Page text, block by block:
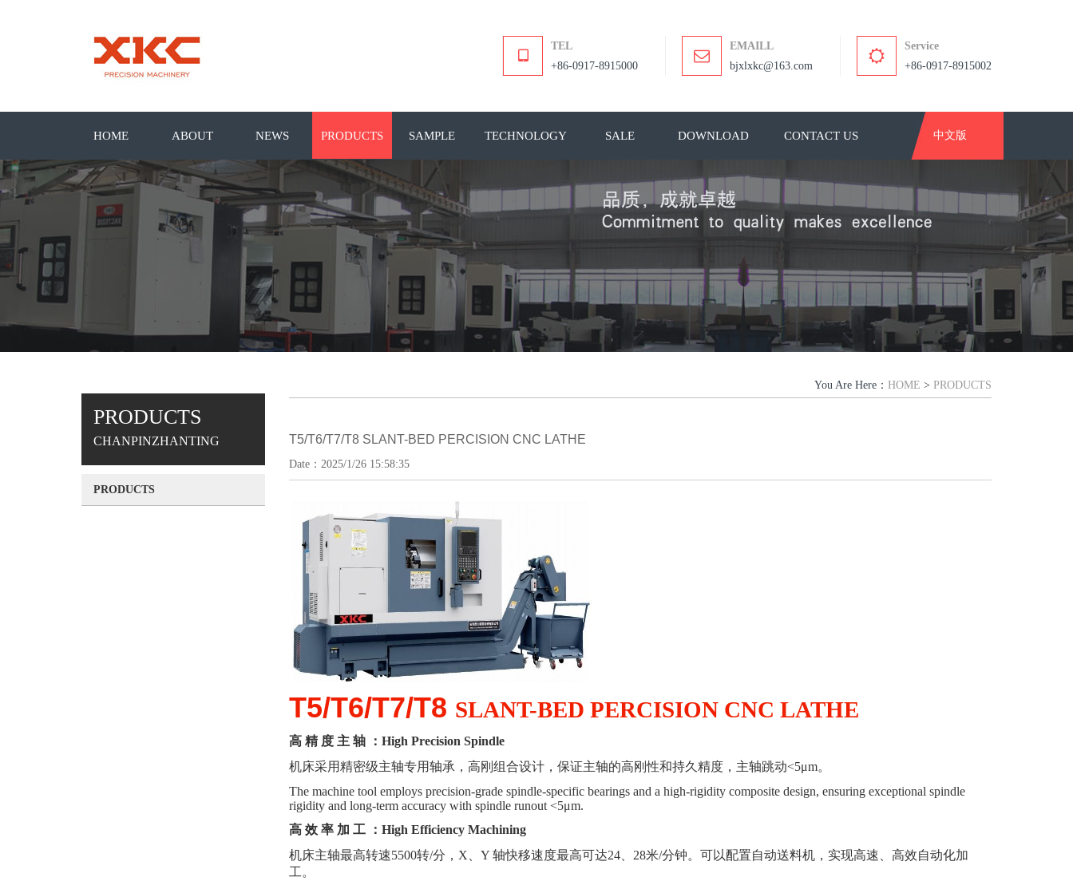
TEL
+86-0917-8915000
EMAILL
bjxlxkc@163.com
Service
+86-0917-8915002
HOME ABOUT NEWS PRODUCTS SAMPLE TECHNOLOGY SALE DOWNLOAD CONTACT US 中文版
PRODUCTS
CHANPINZHANTING
PRODUCTS
You Are Here： HOME > PRODUCTS
T5/T6/T7/T8 SLANT-BED PERCISION CNC LATHE
Date：2025/1/26 15:58:35
T5/T6/T7/T8 SLANT-BED PERCISION CNC LATHE
高 精 度 主 轴 ： High Precision Spindle
机床采用精密级主轴专用轴承，高刚组合设计，保证主轴的高刚性和持久精度，主轴跳动<5μm。
The machine tool employs precision-grade spindle-specific bearings and a high-rigidity composite design, ensuring exceptional spindle
rigidity and long-term accuracy with spindle runout <5μm.
高 效 率 加 工 ： High Efficiency Machining
机床主轴最高转速5500转/分，X、Y 轴快移速度最高可达24、28米/分钟。可以配置自动送料机，实现高速、高效自动化加
工。